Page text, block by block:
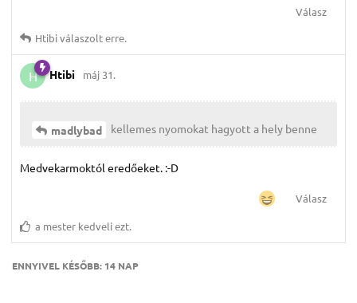
Válasz
Htibiválaszolt erre.
H Htibi máj 31.
madlybad kellemes nyomokat hagyott a hely benne
Medvekarmoktól eredőeket. :-D
Válasz
a mester kedveli ezt.
ENNYIVEL KÉSŐBB: 14 NAP